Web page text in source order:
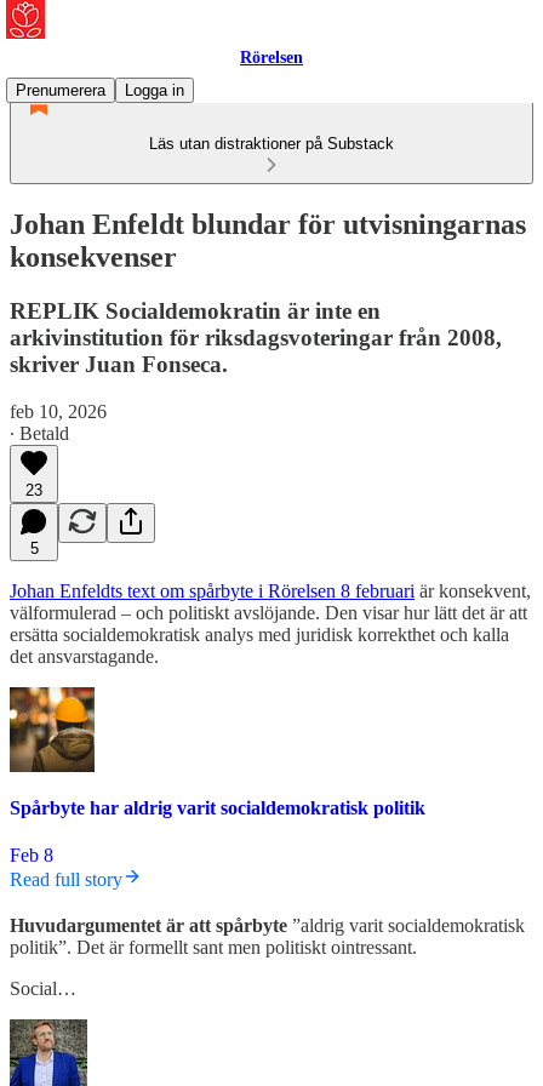
Rörelsen
Prenumerera
Logga in
Läs utan distraktioner på Substack
Johan Enfeldt blundar för utvisningarnas
konsekvenser
REPLIK Socialdemokratin är inte en
arkivinstitution för riksdagsvoteringar från 2008,
skriver Juan Fonseca.
feb 10, 2026
∙ Betald
23
5
Johan Enfeldts text om spårbyte i Rörelsen 8 februari är konsekvent,
välformulerad – och politiskt avslöjande. Den visar hur lätt det är att
ersätta socialdemokratisk analys med juridisk korrekthet och kalla
det ansvarstagande.
Spårbyte har aldrig varit socialdemokratisk politik
Feb 8
Read full story
Huvudargumentet är att spårbyte ”aldrig varit socialdemokratisk
politik”. Det är formellt sant men politiskt ointressant.
Social…